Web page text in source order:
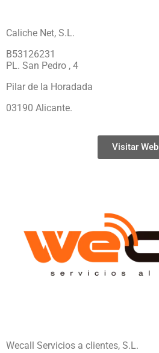
Caliche Net, S.L.
B53126231
PL. San Pedro , 4
Pilar de la Horadada
03190 Alicante.
Visitar Web
Wecall Servicios a clientes, S.L.